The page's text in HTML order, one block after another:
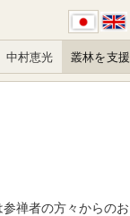
中村恵光 叢林を支援
禅者の方々からのお